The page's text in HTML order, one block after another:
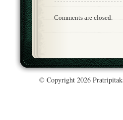
Comments are closed.
© Copyright 2026